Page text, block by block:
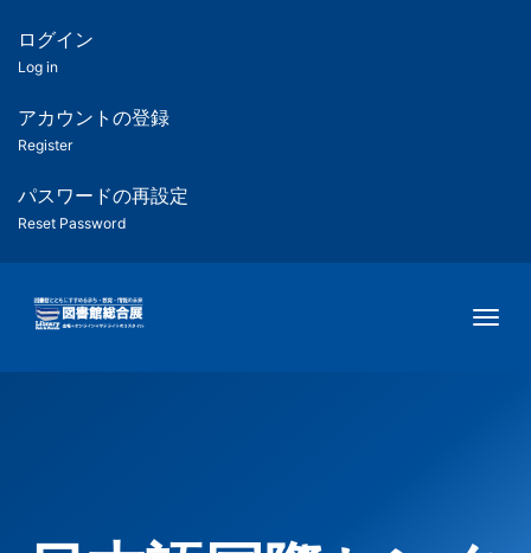
ツ
匿
名
ユ
ー
ー
用
メ
ログイン
Log in
アカウントの登録
Register
パスワードの再設定
Reset Password